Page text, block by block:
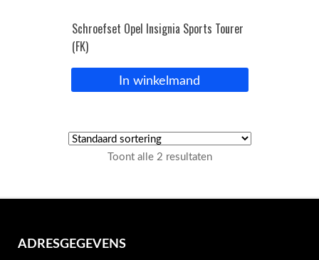
Schroefset Opel Insignia Sports Tourer
(FK)
In winkelmand
Toont alle 2 resultaten
ADRESGEGEVENS